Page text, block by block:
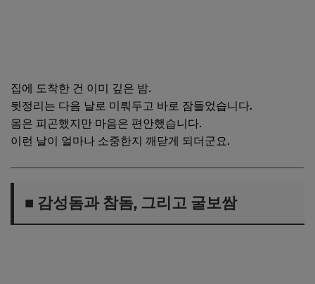
집에 도착한 건 이미 깊은 밤.
뒷정리는 다음 날로 미뤄두고 바로 잠들었습니다.
몸은 피곤했지만 마음은 편안했습니다.
이런 날이 얼마나 소중한지 깨닫게 되더군요.
■ 감성돔과 참돔, 그리고 굴보쌈